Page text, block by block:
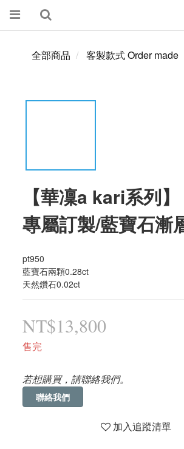
全部商品 客製款式 Order made
【華凜a kari系列】
專屬訂製/藍寶石漸
pt950
藍寶石兩顆0.28ct
天然鑽石0.02ct
NT$13,800
售完
若想購買，請聯絡我們。
聯絡我們
加入追蹤清單